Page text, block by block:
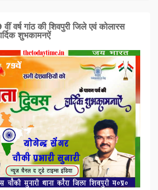
वर्ष गांठ की शिवपुरी जिले एवं कोलारस
शुभकामनऐं